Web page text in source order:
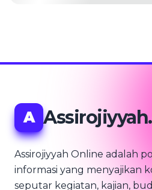
A
Assirojiyyah Online adalah
informasi yang menyajikan
seputar kegiatan, kajian,